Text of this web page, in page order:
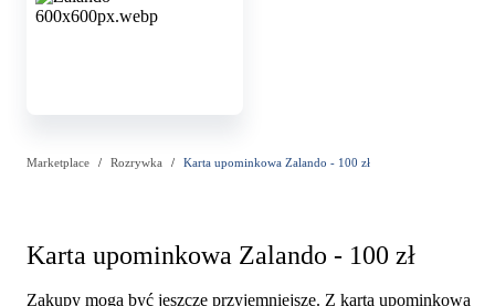
Marketplace Rozrywka Karta upominkowa Zalando - 100 zł
Karta upominkowa Zalando - 100 zł
Zakupy mogą być jeszcze przyjemniejsze. Z kartą upominkową